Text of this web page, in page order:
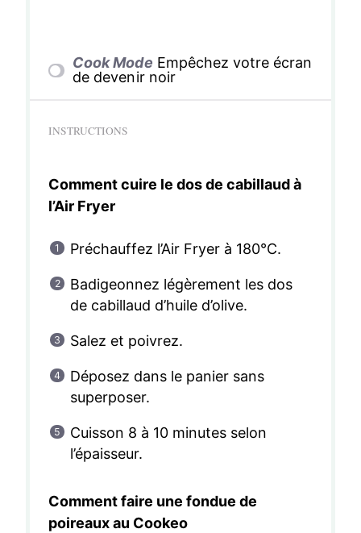
Cook Mode Empêchez votre écran
de devenir noir
INSTRUCTIONS
Comment cuire le dos de cabillaud à
l’Air Fryer
Préchauffez l’Air Fryer à 180°C.
Badigeonnez légèrement les dos
de cabillaud d’huile d’olive.
Salez et poivrez.
Déposez dans le panier sans
superposer.
Cuisson 8 à 10 minutes selon
l’épaisseur.
Comment faire une fondue de
poireaux au Cookeo